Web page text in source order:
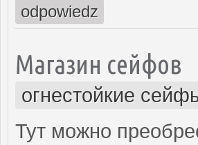
odpowiedz
Магазин сейфов
огнестойкие
Тут можно